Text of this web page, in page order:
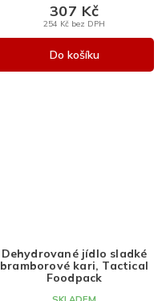
254 Kč bez DPH
307 Kč
Do košíku
Dehydrované jídlo sladké
bramborové kari, Tactical
Foodpack